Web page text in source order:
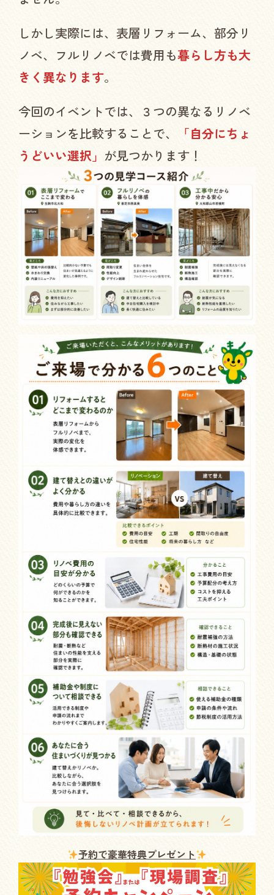
しかし実際には、表層リフォーム、部分リ
ノベ、フルリノベでは費用も暮らし方も大
きく異なります。
今回のイベントでは、３つの異なるリノベ
ーションを比較することで、
「自分にちょ
うどいい選択」 が見つかります！
予約で豪華特典プレゼント